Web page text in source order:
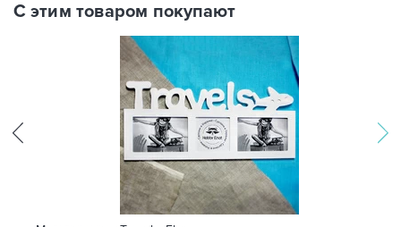
С этим товаром покупают